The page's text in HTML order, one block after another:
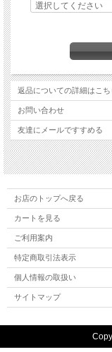
返品についての詳細はこち
お問い合わせ
友達にメールですすめる
お店のトップへ戻る
カートを見る
ご利用案内
特定商取引法表示
個人情報の取扱い
サイトマップ